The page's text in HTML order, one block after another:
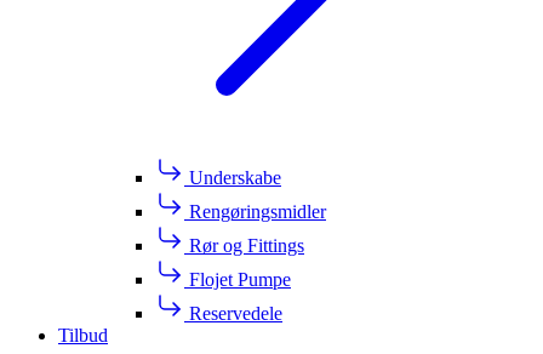
Underskabe
Rengøringsmidler
Rør og Fittings
Flojet Pumpe
Reservedele
Tilbud